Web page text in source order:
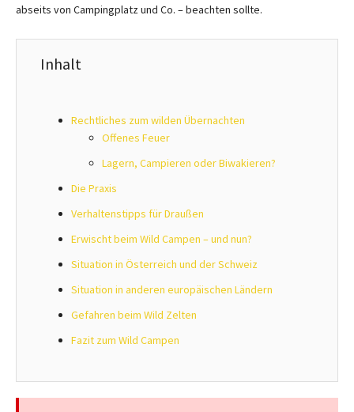
abseits von Campingplatz und Co. – beachten sollte.
Inhalt
Rechtliches zum wilden Übernachten
Offenes Feuer
Lagern, Campieren oder Biwakieren?
Die Praxis
Verhaltenstipps für Draußen
Erwischt beim Wild Campen – und nun?
Situation in Österreich und der Schweiz
Situation in anderen europäischen Ländern
Gefahren beim Wild Zelten
Fazit zum Wild Campen